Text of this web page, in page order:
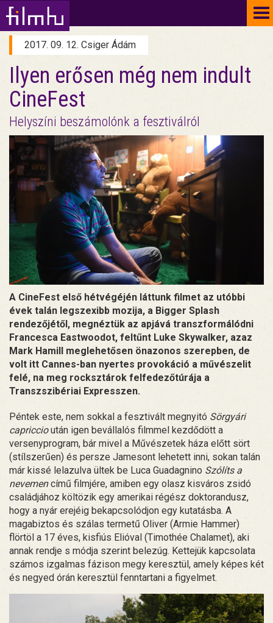
2017. 09. 12. Csiger Ádám
Ilyen erősen még nem indult
CineFest
Helyszíni beszámolónk a fesztiválról
A CineFest első hétvégéjén láttunk filmet az utóbbi
évek talán legszexibb mozija, a Bigger Splash
rendezőjétől, megnéztük az apjává transzformálódni
Francesca Eastwoodot, feltűnt Luke Skywalker, azaz
Mark Hamill meglehetősen önazonos szerepben, de
volt itt Cannes-ban nyertes provokáció a művészelit
felé, na meg rocksztárok felfedezőtúrája a
Transzszibériai Expresszen.
Péntek este, nem sokkal a fesztivált megnyitó Sörgyári
capriccioután igen bevállalós filmmel kezdődött a
versenyprogram, bár mivel a Művészetek háza előtt sört
(stílszerűen) és persze Jamesont lehetett inni, sokan talán
már kissé lelazulva ültek be Luca Guadagnino Szólíts a
nevemencímű filmjére, amiben egy olasz kisváros zsidó
családjához költözik egy amerikai régész doktorandusz,
hogy a nyár erejéig bekapcsolódjon egy kutatásba. A
magabiztos és szálas termetű Oliver (Armie Hammer)
flörtöl a 17 éves, kisfiús Elióval (Timothée Chalamet), aki
annak rendje s módja szerint belezúg. Kettejük kapcsolata
számos izgalmas fázison megy keresztül, amely képes két
és negyed órán keresztül fenntartani a figyelmet.